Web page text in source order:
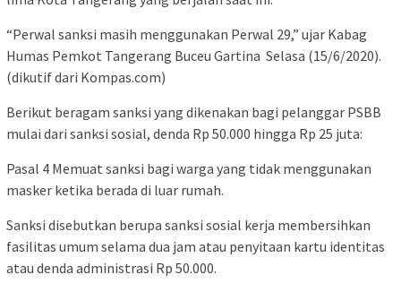
“Perwal sanksi masih menggunakan Perwal 29,” ujar Kabag
Humas Pemkot Tangerang Buceu Gartina Selasa (15/6/2020).
(dikutif dari Kompas.com)
Berikut beragam sanksi yang dikenakan bagi pelanggar PSBB
mulai dari sanksi sosial, denda Rp 50.000 hingga Rp 25 juta:
Pasal 4 Memuat sanksi bagi warga yang tidak menggunakan
masker ketika berada di luar rumah.
Sanksi disebutkan berupa sanksi sosial kerja membersihkan
fasilitas umum selama dua jam atau penyitaan kartu identitas
atau denda administrasi Rp 50.000.